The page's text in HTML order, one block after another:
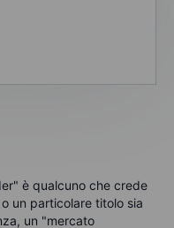
è qualcuno che crede
un particolare titolo sia
un "mercato